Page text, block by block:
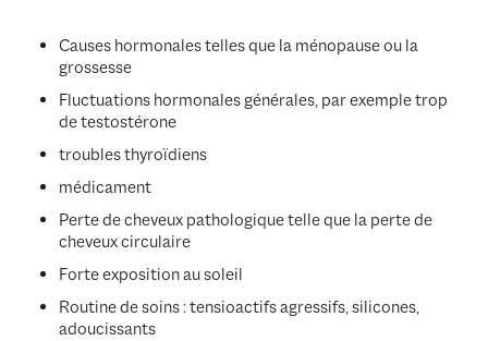
Causes hormonales telles que la ménopause ou la
grossesse
Fluctuations hormonales générales, par exemple trop
de testostérone
troubles thyroïdiens
médicament
Perte de cheveux pathologique telle que la perte de
cheveux circulaire
Forte exposition au soleil
Routine de soins : tensioactifs agressifs, silicones,
adoucissants